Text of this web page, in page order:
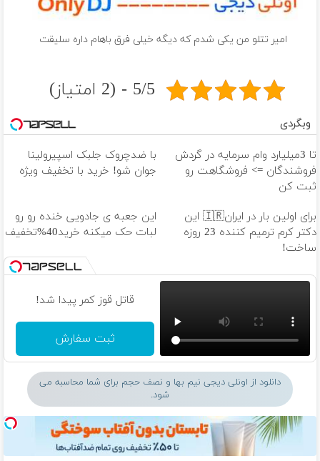
امیر تتلو من يكى شدم كه ديگه خيلى فرق باهام داره سليقت
5/5 - (2 امتیاز)
وبگردی
تا 3میلیارد وام سرمایه در گردش
فروشندگان => فروشگاهت رو
ثبت کن
با ضدچروک جلبک اسپیرولینا
جوان شو! خرید با تخفیف ویژه
برای اولین بار در ایران🇮🇷 این
دکتر کرم ترمیم کننده 23 روزه
ساخت!
این جعبه ی جادویی خنده رو رو
لبات حک میکنه خرید40%تخفیف
قاتل قوز کمر پیدا شد!
ثبت سفارش
دانلود از اونلی دیجی نیم بها و نصف حجم برای شما محاسبه می
شود.